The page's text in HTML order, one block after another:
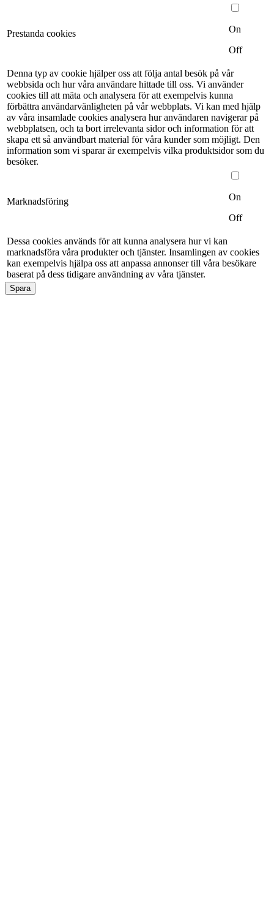
Prestanda cookies
On
Off
Denna typ av cookie hjälper oss att följa antal besök på vår
webbsida och hur våra användare hittade till oss. Vi använder
cookies till att mäta och analysera för att exempelvis kunna
förbättra användarvänligheten på vår webbplats. Vi kan med hjälp
av våra insamlade cookies analysera hur användaren navigerar på
webbplatsen, och ta bort irrelevanta sidor och information för att
skapa ett så användbart material för våra kunder som möjligt. Den
information som vi sparar är exempelvis vilka produktsidor som du
besöker.
Marknadsföring
On
Off
Dessa cookies används för att kunna analysera hur vi kan
marknadsföra våra produkter och tjänster. Insamlingen av cookies
kan exempelvis hjälpa oss att anpassa annonser till våra besökare
baserat på dess tidigare användning av våra tjänster.
Spara